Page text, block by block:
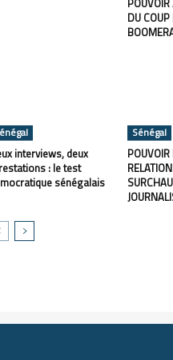
DU COUP
interviews, deux
: le test
sénégalais
Sénégal
POUVOIR